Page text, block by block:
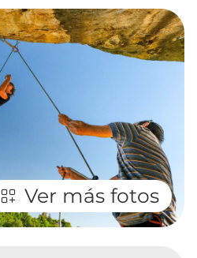
Ver más fotos